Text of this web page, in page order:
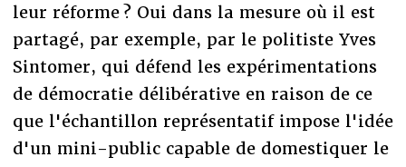
leur réforme ? Oui dans la mesure où il est
partagé, par exemple, par le politiste Yves
Sintomer, qui défend les expérimentations
de démocratie délibérative en raison de ce
que l'échantillon représentatif impose l'idée
d'un mini-public capable de domestiquer le